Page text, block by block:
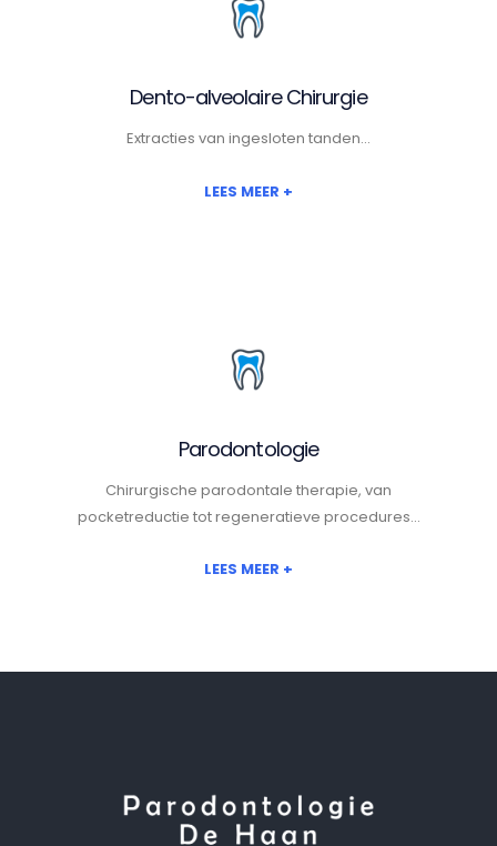
Dento-alveolaire Chirurgie
Extracties van ingesloten tanden...
LEES MEER +
Parodontologie
Chirurgische parodontale therapie, van
pocketreductie tot regeneratieve procedures...
LEES MEER +